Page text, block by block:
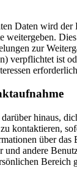
Daten wird der
weitergeben.
zur
verpflichtet ist
hinaus,
kontaktieren,
über das
und andere
Bereich